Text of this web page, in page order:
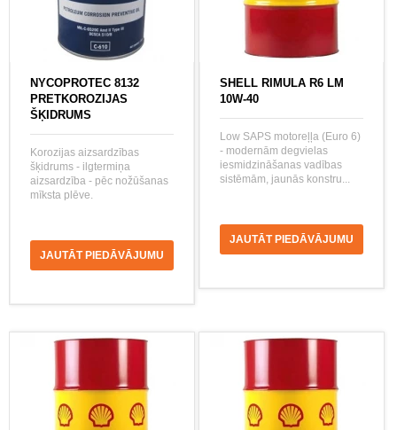
NYCOPROTEC 8132
PRETKOROZIJAS
ŠĶIDRUMS
Korozijas aizsardzības
šķidrums - ilgtermiņa
aizsardzība - pēc nožūšanas
mīksta plēve.
JAUTĀT PIEDĀVĀJUMU
SHELL RIMULA R6 LM
10W-40
Low SAPS motoreļļa (Euro 6)
- modernām degvielas
iesmidzināšanas vadības
sistēmām, jaunās konstru...
JAUTĀT PIEDĀVĀJUMU